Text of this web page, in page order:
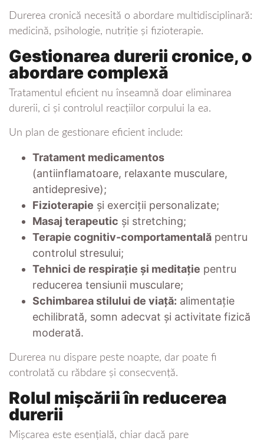
Durerea cronică necesită o abordare multidisciplinară:
medicină, psihologie, nutriție și fizioterapie.
Gestionarea durerii cronice, o
abordare complexă
Tratamentul eficient nu înseamnă doar eliminarea
durerii, ci și controlul reacțiilor corpului la ea.
Un plan de gestionare eficient include:
Tratament medicamentos
(antiinflamatoare, relaxante musculare,
antidepresive);
Fizioterapie și exerciții personalizate;
Masaj terapeutic și stretching;
Terapie cognitiv-comportamentală pentru
controlul stresului;
Tehnici de respirație și meditație pentru
reducerea tensiunii musculare;
Schimbarea stilului de viață: alimentație
echilibrată, somn adecvat și activitate fizică
moderată.
Durerea nu dispare peste noapte, dar poate fi
controlată cu răbdare și consecvență.
Rolul mișcării în reducerea
durerii
Mișcarea este esențială, chiar dacă pare